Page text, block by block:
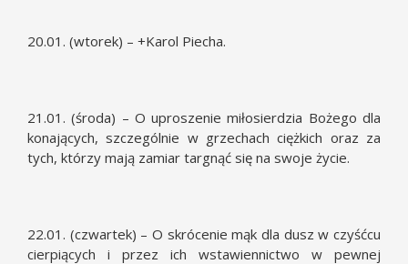
20.01. (wtorek) – +Karol Piecha.
21.01. (środa) – O uproszenie miłosierdzia Bożego dla
konających, szczególnie w grzechach ciężkich oraz za
tych, którzy mają zamiar targnąć się na swoje życie.
22.01. (czwartek) – O skrócenie mąk dla dusz w czyśćcu
cierpiących i przez ich wstawiennictwo w pewnej